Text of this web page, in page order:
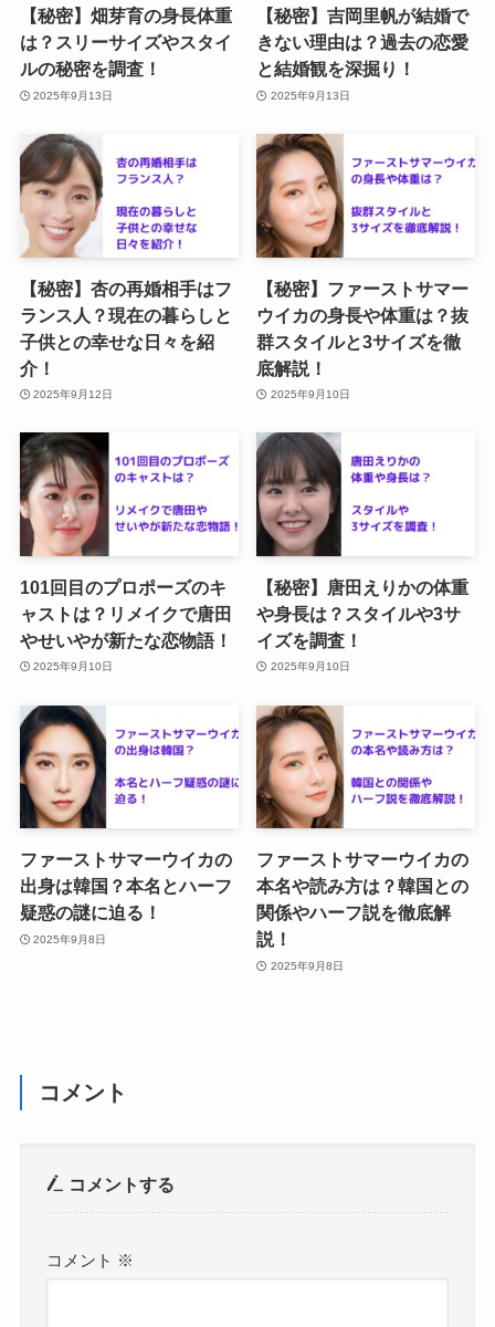
【秘密】畑芽育の身長体重
は？スリーサイズやスタイ
ルの秘密を調査！
2025年9月13日
【秘密】吉岡里帆が結婚で
きない理由は？過去の恋愛
と結婚観を深掘り！
2025年9月13日
【秘密】杏の再婚相手はフ
ランス人？現在の暮らしと
子供との幸せな日々を紹
介！
2025年9月12日
【秘密】ファーストサマー
ウイカの身長や体重は？抜
群スタイルと3サイズを徹
底解説！
2025年9月10日
101回目のプロポーズのキ
ャストは？リメイクで唐田
やせいやが新たな恋物語！
2025年9月10日
【秘密】唐田えりかの体重
や身長は？スタイルや3サ
イズを調査！
2025年9月10日
ファーストサマーウイカの
出身は韓国？本名とハーフ
疑惑の謎に迫る！
2025年9月8日
ファーストサマーウイカの
本名や読み方は？韓国との
関係やハーフ説を徹底解
説！
2025年9月8日
コメント
コメントする
コメント ※